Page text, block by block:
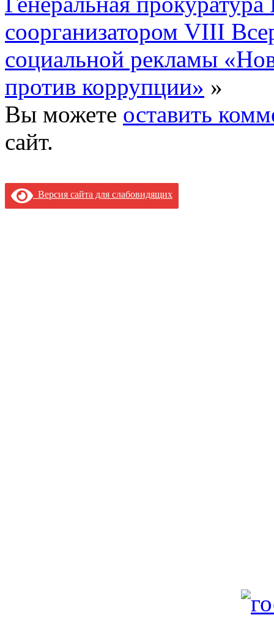
соорганизатором VIII
социальной рекламы
против коррупции» »
Вы можете оставить
сайт.
Версия сайта для слабовидящих